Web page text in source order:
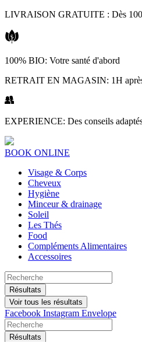
Aller
contenu
LIVRAISON GRATUITE : Dès 100
100% BIO: Votre santé d'abord
RETRAIT EN MAGASIN: 1H
EXPERIENCE: Des conseils
BOOK ONLINE
Visage & Corps
Cheveux
Hygiène
Minceur & drainage
Soleil
Les Thés
Food
Compléments Alimentaires
Accessoires
Search
...Résultats
Voir tous les résultats
Facebook Instagram Envelope
Search
...Résultats